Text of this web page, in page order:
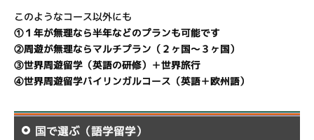
このようなコース以外にも
①１年が無理なら半年などのプランも可能です
②周遊が無理ならマルチプラン（２ヶ国～３ヶ国）
③世界周遊留学（英語の研修）＋世界旅行
④世界周遊留学バイリンガルコース（英語＋欧州語）
国で選ぶ（語学留学）